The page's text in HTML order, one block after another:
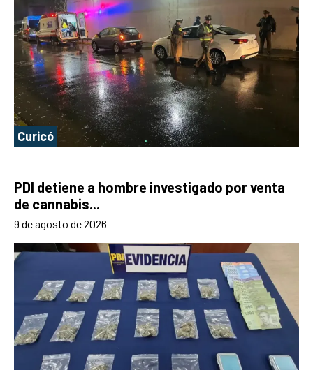
Curicó
PDI detiene a hombre investigado por venta
de cannabis...
9 de agosto de 2026